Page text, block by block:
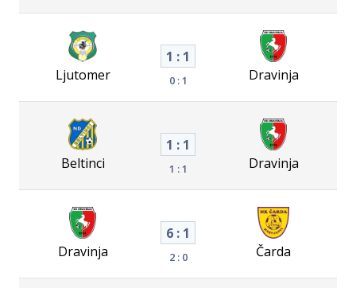
Ljutomer
1 : 1
0 : 1 Dravinja
Beltinci
1 : 1
1 : 1 Dravinja
Dravinja
6 : 1
2 : 0 Čarda